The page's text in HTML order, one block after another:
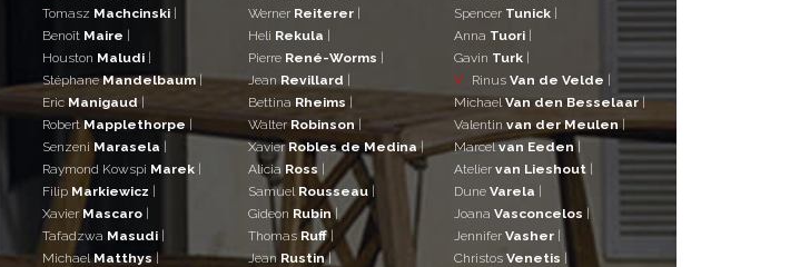
Tomasz Machcinski |
Benoît Maire |
Houston Maludi |
StéphaneMandelbaum|
Eric Manigaud |
RobertMapplethorpe |
Senzeni Marasela |
Raymond Kowspi Marek |
Filip Markiewicz |
Xavier Mascaro |
Tafadzwa Masudi |
MichaelMatthys|
Werner Reiterer |
Heli Rekula |
Pierre René-Worms |
Jean Revillard |
Bettina Rheims |
Walter Robinson|
Xavier Robles de Medina |
Alicia Ross |
Samuel Rousseau |
Gideon Rubin|
ThomasRuff|
Jean Rustin|
Spencer Tunick |
Anna Tuori |
Gavin Turk |
V
Rinus Van de Velde |
Michael Van den Besselaar|
Valentin van der Meulen|
Marcelvan Eeden|
Atelier van Lieshout |
Dune Varela |
Joana Vasconcelos |
Jennifer Vasher |
Christos Venetis |